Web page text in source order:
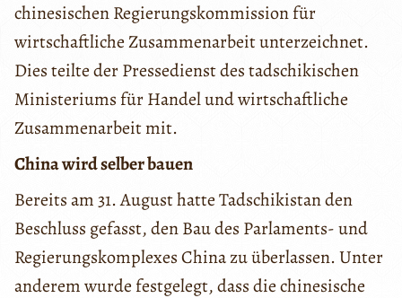
chinesischen Regierungskommission für
wirtschaftliche Zusammenarbeit unterzeichnet.
Dies teilte der Pressedienst des tadschikischen
Ministeriums für Handel und wirtschaftliche
Zusammenarbeit mit.
China wird selber bauen
Bereits am 31. August hatte Tadschikistan den
Beschluss gefasst, den Bau des Parlaments- und
Regierungskomplexes China zu überlassen. Unter
anderem wurde festgelegt, dass die chinesische